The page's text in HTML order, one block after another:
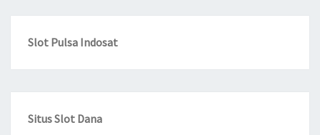
Slot Pulsa Indosat
Situs Slot Dana